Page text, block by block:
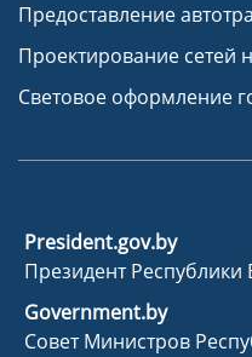
Предоставление
Проектирование сетей
Световое оформление
President.gov.by
Президент Республики
Government.by
Совет Министров